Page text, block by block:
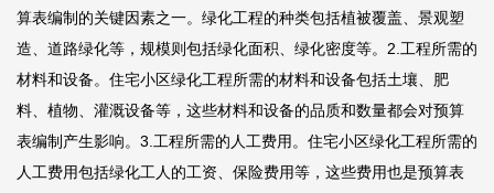
算表编制的关键因素之一。绿化工程的种类包括植被覆盖、景观塑
造、道路绿化等，规模则包括绿化面积、绿化密度等。2.工程所需的
材料和设备。住宅小区绿化工程所需的材料和设备包括土壤、肥
料、植物、灌溉设备等，这些材料和设备的品质和数量都会对预算
表编制产生影响。3.工程所需的人工费用。住宅小区绿化工程所需的
人工费用包括绿化工人的工资、保险费用等，这些费用也是预算表